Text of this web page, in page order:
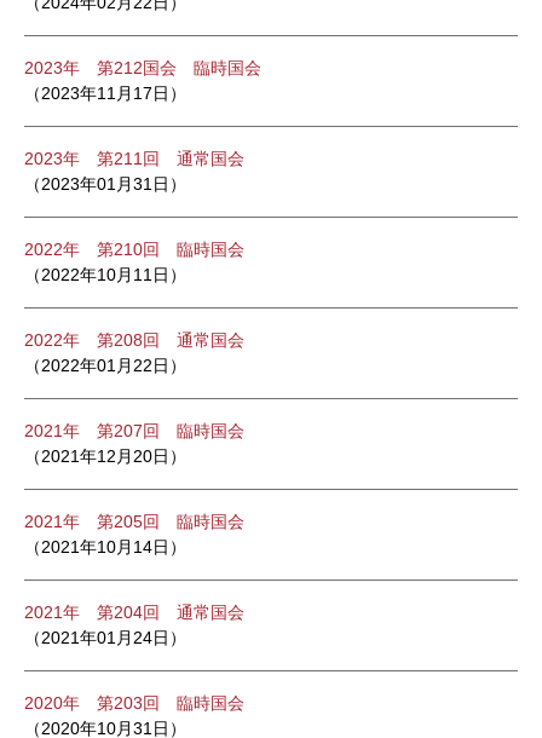
2023年 第212国会 臨時国会
（2023年11月17日）
2023年 第211回 通常国会
（2023年01月31日）
2022年 第210回 臨時国会
（2022年10月11日）
2022年 第208回 通常国会
（2022年01月22日）
2021年 第207回 臨時国会
（2021年12月20日）
2021年 第205回 臨時国会
（2021年10月14日）
2021年 第204回 通常国会
（2021年01月24日）
2020年 第203回 臨時国会
（2020年10月31日）